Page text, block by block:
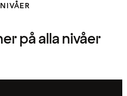
på alla nivåer